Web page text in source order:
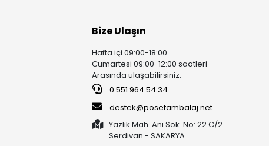
Bize Ulaşın
Hafta içi 09:00-18:00
Cumartesi 09:00-12:00 saatleri
Arasında ulaşabilirsiniz.
0 551 964 54 34
destek@posetambalaj.net
Yazlık Mah. Anı Sok. No: 22 C/2
Serdivan - SAKARYA